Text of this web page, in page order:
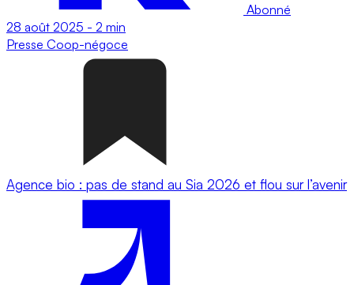
Abonné
28 août 2025 - 2 min
Presse Coop-négoce
Agence bio : pas de stand au Sia 2026 et flou sur l’avenir